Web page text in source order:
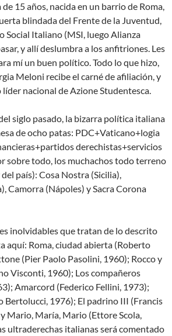
15 años, nacida en un barrio de Roma,
blindada del Frente de la Juventud,
Social Italiano (MSI, luego Alianza
y allí deslumbra a los anfitriones. Les
mí un buen político. Todo lo que hizo,
Meloni recibe el carné de afiliación, y
líder nacional de Azione Studentesca.
siglo pasado, la bizarra política italiana
de ocho patas: PDC+Vaticano+logia
derechistas+servicios
sobre todo, los muchachos todo terreno
país): Cosa Nostra (Sicilia),
Camorra (Nápoles) y Sacra Corona
inolvidables que tratan de lo descrito
aquí: Roma, ciudad abierta (Roberto
(Pier Paolo Pasolini, 1960); Rocco y
Visconti, 1960); Los compañeros
Amarcord (Federico Fellini, 1973);
Bertolucci, 1976); El padrino III (Francis
Mario, María, Mario (Ettore Scola,
ultraderechas italianas será comentado